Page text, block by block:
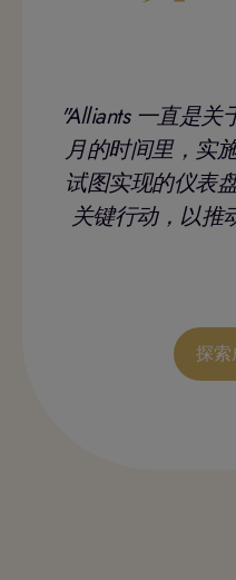
"Alliants 一直是
月的时间里，实
试图实现的仪表
关键行动，以推
探